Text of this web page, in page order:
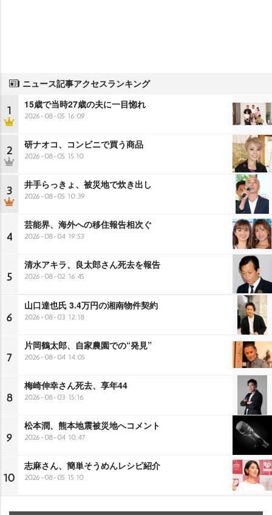
ニュース記事アクセスランキング
1 15歳で当時27歳の夫に一目惚れ
2026-08-05 16:09
2 研ナオコ、コンビニで買う商品
2026-08-05 15:10
3 井手らっきょ、被災地で炊き出し
2026-08-05 10:39
4
芸能界、海外への移住報告相次ぐ
2026-08-04 19:53
5
清水アキラ、良太郎さん死去を報告
2026-08-02 16:45
6
山口達也氏 3.4万円の湘南物件契約
2026-08-03 12:18
7
片岡鶴太郎、自家農園での“発見”
2026-08-04 14:05
8
梅崎伸幸さん死去、享年44
2026-08-03 15:16
9
松本潤、熊本地震被災地へコメント
2026-08-04 10:47
10
志麻さん、簡単そうめんレシピ紹介
2026-08-05 15:10